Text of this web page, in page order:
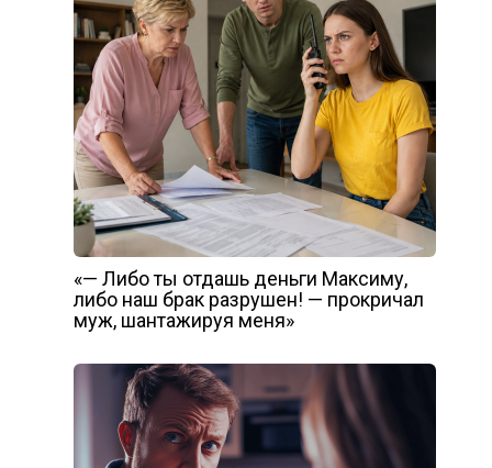
«— Либо ты отдашь деньги Максиму,
либо наш брак разрушен! — прокричал
муж, шантажируя меня»